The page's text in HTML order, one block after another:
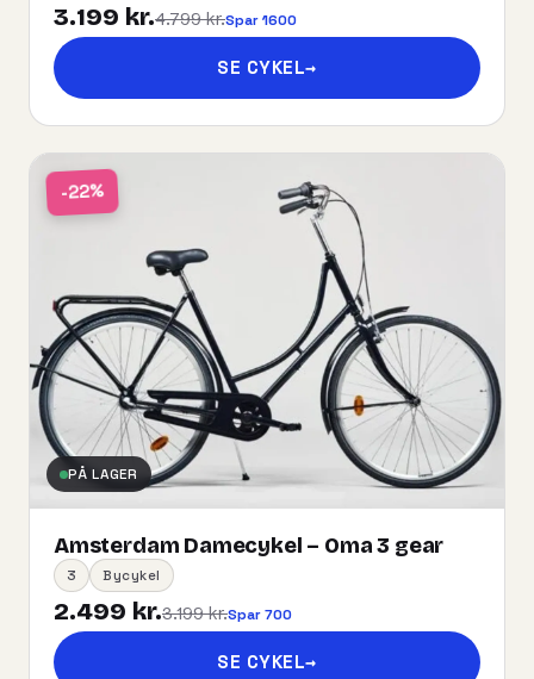
3.199 kr.4.799 kr.Spar 1600
SE CYKEL→
-22%
PÅ LAGER
Amsterdam Damecykel – Oma 3 gear
3 Bycykel
2.499 kr.3.199 kr.Spar 700
SE CYKEL→